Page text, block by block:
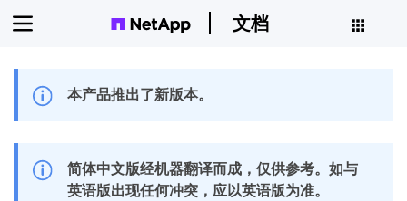
文档
本产品推出了新版本。
简体中文版经机器翻译而成，仅供参考。如与
英语版出现任何冲突，应以英语版为准。